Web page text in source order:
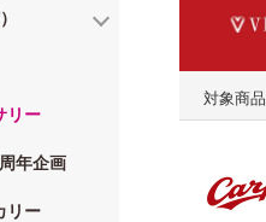
リー
年企画
リー
対象商品